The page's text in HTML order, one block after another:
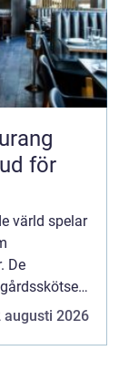
för
värld spelar
De
augusti 2026